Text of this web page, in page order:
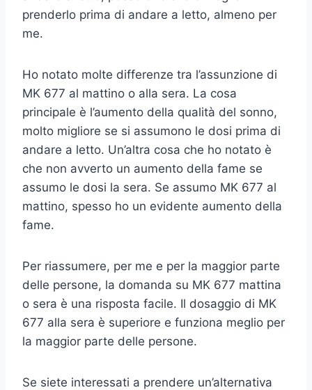
prenderlo prima di andare a letto, almeno per
me.
Ho notato molte differenze tra l’assunzione di
MK 677 al mattino o alla sera. La cosa
principale è l’aumento della qualità del sonno,
molto migliore se si assumono le dosi prima di
andare a letto. Un’altra cosa che ho notato è
che non avverto un aumento della fame se
assumo le dosi la sera. Se assumo MK 677 al
mattino, spesso ho un evidente aumento della
fame.
Per riassumere, per me e per la maggior parte
delle persone, la domanda su MK 677 mattina
o sera è una risposta facile. Il dosaggio di MK
677 alla sera è superiore e funziona meglio per
la maggior parte delle persone.
Se siete interessati a prendere un’alternativa